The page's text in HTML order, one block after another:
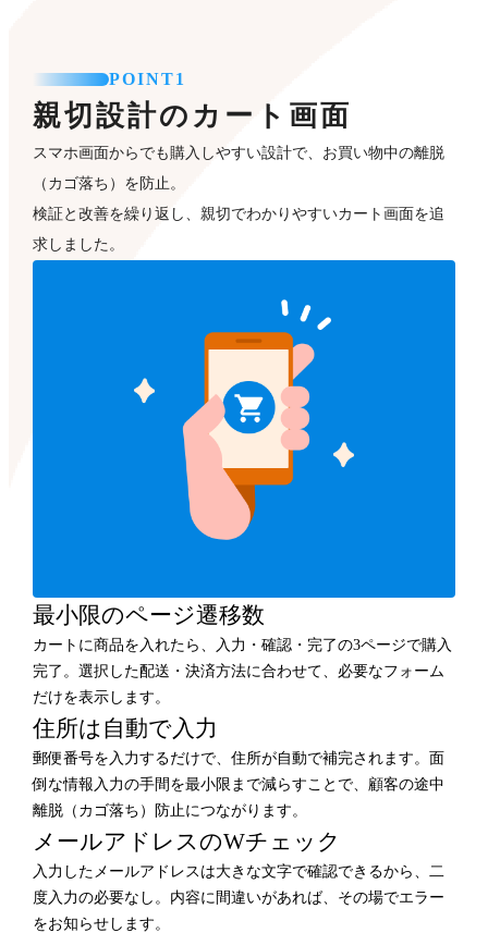
POINT1
親切設計のカート画面
スマホ画面からでも購入しやすい設計で、お買い物中の離脱
（カゴ落ち）を防止。
検証と改善を繰り返し、親切でわかりやすいカート画面を追
求しました。
最小限のページ遷移数
カートに商品を入れたら、入力・確認・完了の3ページで購入
完了。選択した配送・決済方法に合わせて、必要なフォーム
だけを表示します。
住所は自動で入力
郵便番号を入力するだけで、住所が自動で補完されます。面
倒な情報入力の手間を最小限まで減らすことで、顧客の途中
離脱（カゴ落ち）防止につながります。
メールアドレスのWチェック
入力したメールアドレスは大きな文字で確認できるから、二
度入力の必要なし。内容に間違いがあれば、その場でエラー
をお知らせします。